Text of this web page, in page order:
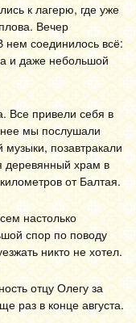
к лагерю, где уже
Вечер
соединилось всё:
и даже небольшой
Все привели себя в
мы послушали
позавтракали
деревянный храм в
от Балтая.
настолько
спор по поводу
никто не хотел.
отцу Олегу за
раз в конце августа.